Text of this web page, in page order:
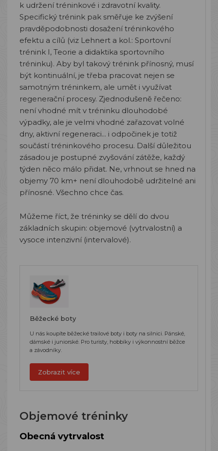
k udržení tréninkové i zdravotní kvality.
Specifický trénink pak směřuje ke zvýšení
pravděpodobnosti dosažení tréninkového
efektu a cílů (viz Lehnert a kol.: Sportovní
trénink I, Teorie a didaktika sportovního
tréninku). Aby byl takový trénink přínosný, musí
být kontinuální, je třeba pracovat nejen se
samotným tréninkem, ale umět i využívat
regenerační procesy. Zjednodušeně řečeno:
není vhodné mít v tréninku dlouhodobé
výpadky, ale je velmi vhodné zařazovat volné
dny, aktivní regeneraci... i odpočinek je totiž
součástí tréninkového procesu. Další důležitou
zásadou je postupné zvyšování zátěže, každý
týden něco málo přidat. Ne, vrhnout se hned na
objemy 70 km+ není dlouhodobě udržitelné ani
přínosné. Všechno chce čas.
Můžeme říct, že tréninky se dělí do dvou
základních skupin: objemové (vytrvalostní) a
vysoce intenzivní (intervalové).
Běžecké boty
U nás koupíte běžecké trailové boty i boty na silnici. Pánské,
dámské i juniorské. Pro turisty, hobbíky i výkonnostní běžce
a závodníky.
Zobrazit více
Objemové tréninky
Obecná vytrvalost